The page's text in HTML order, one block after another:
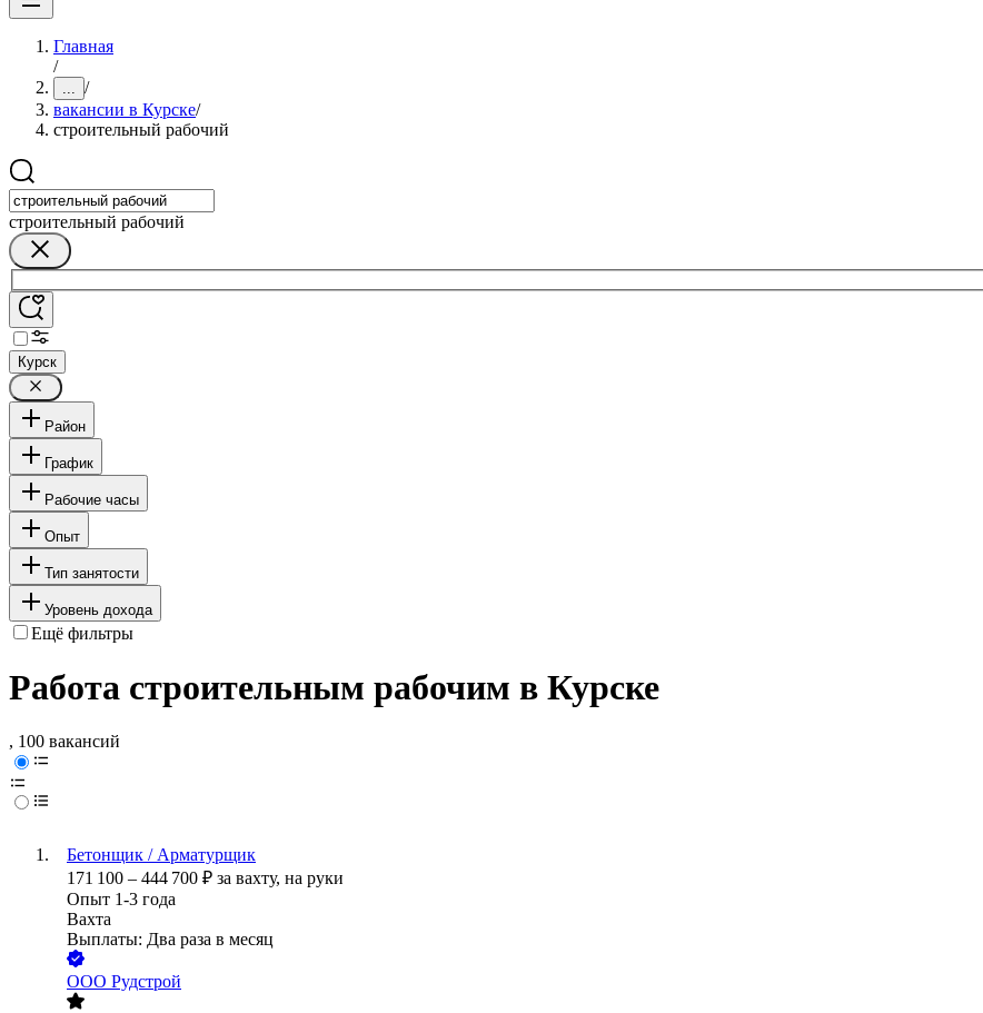
Главная
/
... /
вакансии в Курске/
строительный рабочий
строительный рабочий
Курск
Район
График
Рабочие часы
Опыт
Тип занятости
Уровень дохода
Ещё фильтры
Работа строительным рабочим в Курске
, 100 вакансий
Бетонщик / Арматурщик
171 100 – 444 700 ₽ за вахту, на руки
Опыт 1-3 года
Вахта
Выплаты: Два раза в месяц
ООО Рудстрой